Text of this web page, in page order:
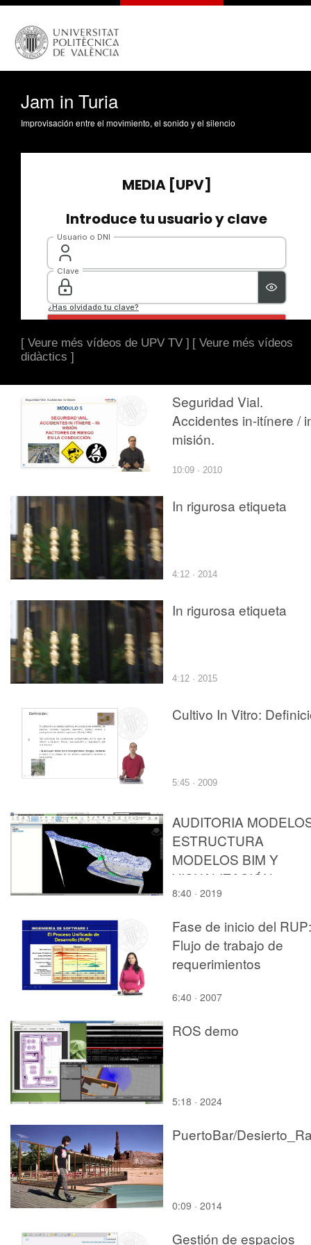
Jam in Turia
Improvisación entre el movimiento, el sonido y el silencio
[ Veure més vídeos de UPV TV ] [ Veure més vídeos
didàctics ]
Seguridad Vial.
Accidentes in-itínere /
misión.
10:09 · 2010
In rigurosa etiqueta
4:12 · 2014
In rigurosa etiqueta
4:12 · 2015
Cultivo In Vitro:
5:45 · 2009
AUDITORIA
ESTRUCTURA
MODELOS BIM Y
VISUALIZACIÓN
8:40 · 2019
Fase de inicio del RUP:
Flujo de trabajo de
requerimientos
6:40 · 2007
ROS demo
5:18 · 2024
0:09 · 2014
Gestión de espacios